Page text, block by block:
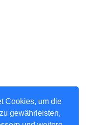
Cookies, um die
gewährleisten,